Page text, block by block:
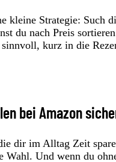
Strategie: Such
du nach Preis
kurz in die
bei Amazon
dir im Alltag Zeit
Wahl. Und wenn du